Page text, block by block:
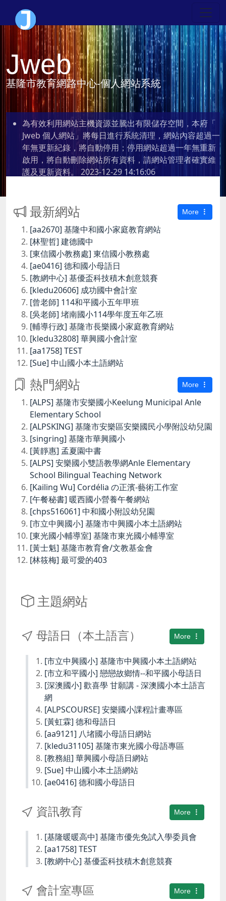
Jweb
基隆市教育網路中心-個人網站系統
為有效利用網站主機資源並騰出有限儲存空間，本府「
Jweb 個人網站」將每日進行系統清理，網站內容超過一
年無更新紀錄，將自動停用；停用網站超過一年無重新
啟用，將自動刪除網站所有資料，請網站管理者確實維
護及更新資料。 2023-12-29 14:16:06
最新網站 More
[aa2670] 基隆中和國小家庭教育網站
[林聖哲] 建德國中
[東信國小教務處] 東信國小教務處
[ae0416] 德和國小母語日
[教網中心] 基優盃科技積木創意競賽
[kledu20606] 成功國中會計室
[曾老師] 114和平國小五年甲班
[吳老師] 堵南國小114學年度五年乙班
[輔導行政] 基隆市長樂國小家庭教育網站
[kledu32808] 華興國小會計室
[aa1758] TEST
[Sue] 中山國小本土語網站
熱門網站 More
[ALPS] 基隆市安樂國小Keelung Municipal Anle
Elementary School
[ALPSKING] 基隆市安樂區安樂國民小學附設幼兒園
[singring] 基隆市華興國小
[黃靜惠] 孟夏園中書
[ALPS] 安樂國小雙語教學網Anle Elementary
School Bilingual Teaching Network
[Kailing Wu] Cordélia の正濱-藝術工作室
[午餐秘書] 暖西國小營養午餐網站
[chps516061] 中和國小附設幼兒園
[市立中興國小] 基隆市中興國小本土語網站
[東光國小輔導室] 基隆市東光國小輔導室
[黃士魁] 基隆市教育會/文教基金會
[林筱梅] 最可愛的403
主題網站
More
母語日（本土語言）
[市立中興國小] 基隆市中興國小本土語網站
[市立和平國小] 戀戀故鄉情--和平國小母語日
[深澳國小] 歡喜學 甘願講 - 深澳國小本土語言
網
[ALPSCOURSE] 安樂國小課程計畫專區
[黃虹霖] 德和母語日
[aa9121] 八堵國小母語日網站
[kledu31105] 基隆市東光國小母語專區
[教務組] 華興國小母語日網站
[Sue] 中山國小本土語網站
[ae0416] 德和國小母語日
More
資訊教育
[基隆暖暖高中] 基隆市優先免試入學委員會
[aa1758] TEST
[教網中心] 基優盃科技積木創意競賽
More
會計室專區